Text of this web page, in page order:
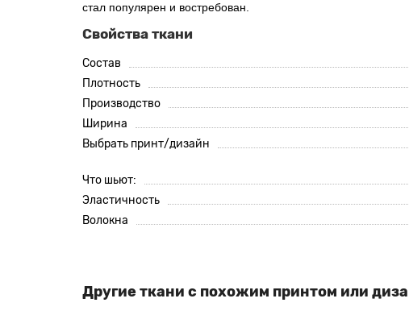
стал популярен и востребован.
Свойства ткани
Состав
Плотность
Производство
Ширина
Выбрать принт/дизайн
Что шьют:
Эластичность
Волокна
Другие ткани с похожим принтом или